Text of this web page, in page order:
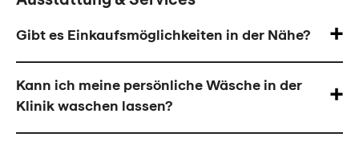
Gibt es Einkaufsmöglichkeiten in der Nähe?
Kann ich meine persönliche Wäsche in der
Klinik waschen lassen?